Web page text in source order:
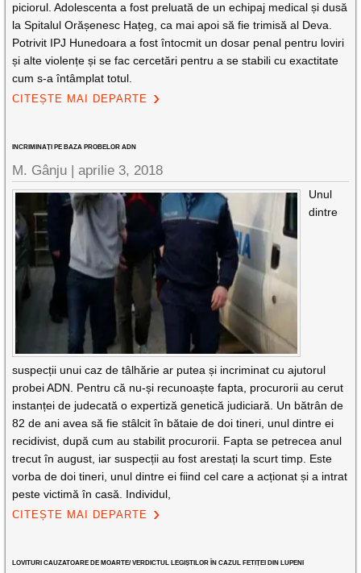
piciorul. Adolescenta a fost preluată de un echipaj medical și dusă
la Spitalul Orășenesc Hațeg, ca mai apoi să fie trimisă al Deva.
Potrivit IPJ Hunedoara a fost întocmit un dosar penal pentru loviri
și alte violențe și se fac cercetări pentru a se stabili cu exactitate
cum s-a întâmplat totul.
CITEȘTE MAI DEPARTE
INCRIMINAȚI PE BAZA PROBELOR ADN
M. Gânju |aprilie 3, 2018
Unul
dintre
suspecții unui caz de tâlhărie ar putea și incriminat cu ajutorul
probei ADN. Pentru că nu-și recunoaște fapta, procurorii au cerut
instanței de judecată o expertiză genetică judiciară. Un bătrân de
82 de ani avea să fie stâlcit în bătaie de doi tineri, unul dintre ei
recidivist, după cum au stabilit procurorii. Fapta se petrecea anul
trecut în august, iar suspecții au fost arestați la scurt timp. Este
vorba de doi tineri, unul dintre ei fiind cel care a acționat și a intrat
peste victimă în casă. Individul,
CITEȘTE MAI DEPARTE
LOVITURI CAUZATOARE DE MOARTE/ VERDICTUL LEGIȘTILOR ÎN CAZUL FETIȚEI DIN LUPENI